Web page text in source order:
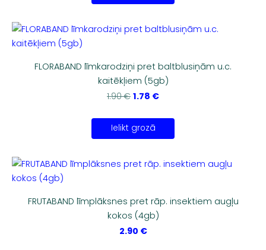
FLORABAND līmkarodziņi pret baltblusiņām u.c.
kaitēkļiem (5gb)
1.90 € 1.78 €
Ielikt grozā
FRUTABAND līmplāksnes pret rāp. insektiem augļu
kokos (4gb)
2.90 €